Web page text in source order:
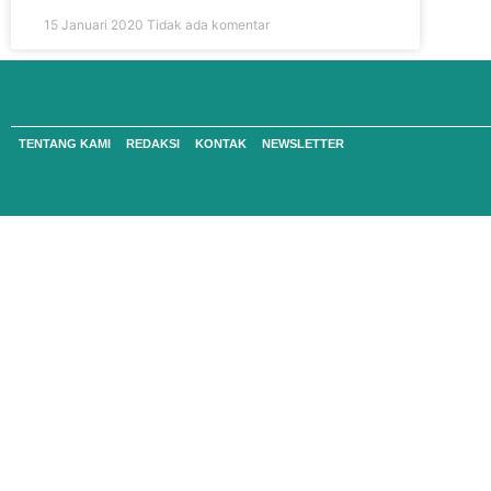
15 Januari 2020 Tidak ada komentar
TENTANG KAMI REDAKSI KONTAK NEWSLETTER